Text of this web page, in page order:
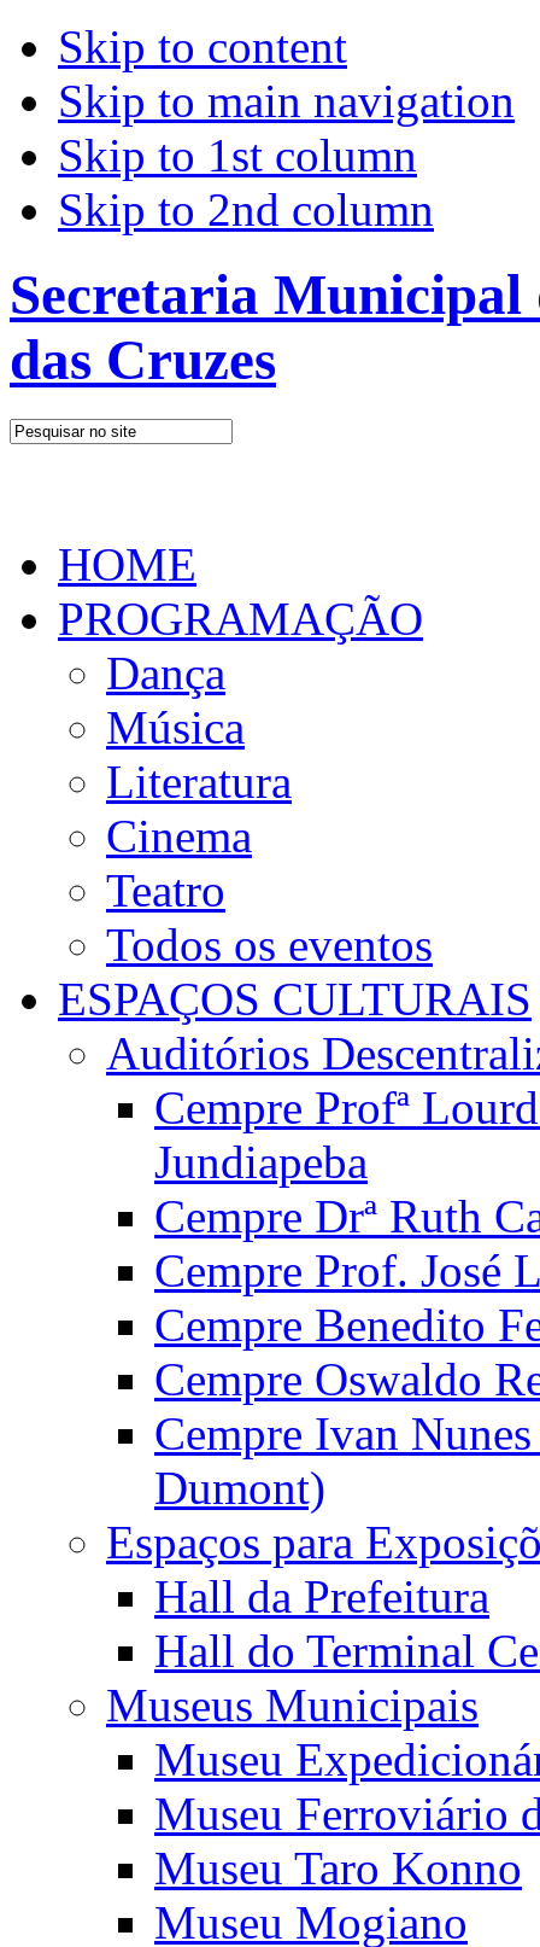
Skip to content
Skip to main navigation
Skip to 1st column
Skip to 2nd column
Secretaria
das Cruzes
HOME
PROGRAMAÇÃO
Dança
Música
Literatura
Cinema
Teatro
Todos os eventos
ESPAÇOS CULTURAIS
Auditórios
Cempre Profª
Jundiapeba
Cempre Drª Ruth
Cempre Prof. José
Cempre Benedito
Cempre Oswaldo
Cempre Ivan
Dumont)
Espaços para
Hall da Prefeitura
Hall do Terminal
Museus Municipais
Museu
Museu Ferroviário
Museu Taro Konno
Museu Mogiano